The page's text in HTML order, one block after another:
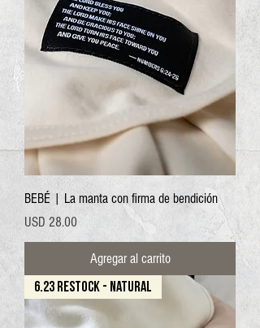
BEBÉ | La manta con firma de bendición
Precio
USD 28.00
Agregar al carrito
6.23 RESTOCK - NATURAL